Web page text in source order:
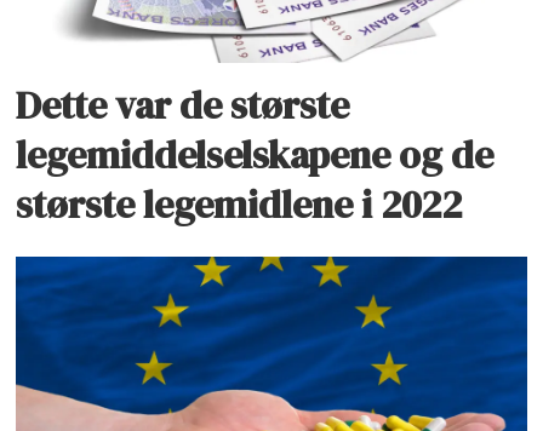
Dette var de største
legemiddelselskapene og de
største legemidlene i 2022